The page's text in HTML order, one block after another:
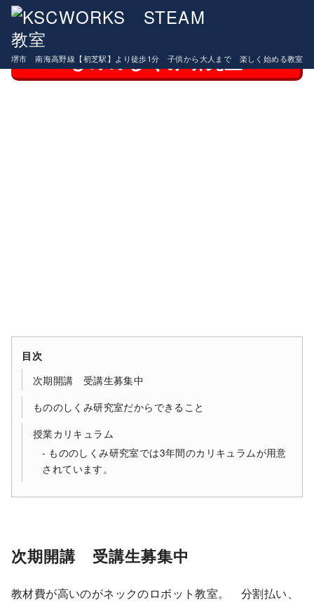
ン堺市 南海高野線【初芝駅】より徒歩1分 子供から大人まで 楽しく始める教室
マインクラフトコース９月開講！！生徒募集中
もののしくみ研究室
目次
次期開講 受講生募集中
もののしくみ研究室だからできること
授業カリキュラム
もののしくみ研究室では3年間のカリキュラムが用意
されています。
次期開講 受講生募集中
教材費が高いのがネックのロボット教室。 分割払い、